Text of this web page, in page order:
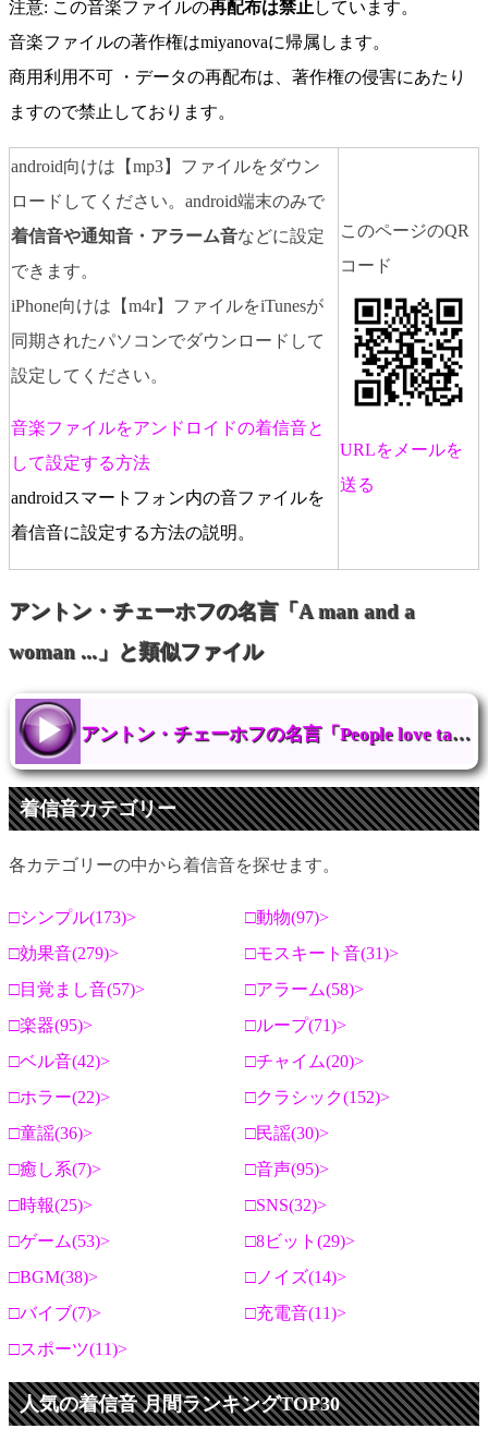
注意: この音楽ファイルの再配布は禁止 しています。
音楽ファイルの著作権はmiyanovaに帰属します。
商用利用不可 ・データの再配布は、著作権の侵害にあたり
ますので禁止しております。
android向けは【mp3】ファイルをダウン
ロードしてください。android端末のみで
着信音や通知音・アラーム音などに設定
できます。
iPhone向けは【m4r】ファイルをiTunesが
同期されたパソコンでダウンロードして
設定してください。
音楽ファイルをアンドロイドの着信音と
して設定する方法
androidスマートフォン内の音ファイルを
着信音に設定する方法の説明。
このページのQR
コード
URLをメールを
送る
アントン・チェーホフの名言「A man and a
woman ...」と類似ファイル
アントン・チェーホフの名言「People love talking of their disease...」
着信音カテゴリー
各カテゴリーの中から着信音を探せます。
シンプル(173)
動物(97)
効果音(279)
モスキート音(31)
目覚まし音(57)
アラーム(58)
楽器(95)
ループ(71)
ベル音(42)
チャイム(20)
ホラー(22)
クラシック(152)
童謡(36)
民謡(30)
癒し系(7)
音声(95)
時報(25)
SNS(32)
ゲーム(53)
8ビット(29)
BGM(38)
ノイズ(14)
バイブ(7)
充電音(11)
スポーツ(11)
人気の着信音 月間ランキングTOP30